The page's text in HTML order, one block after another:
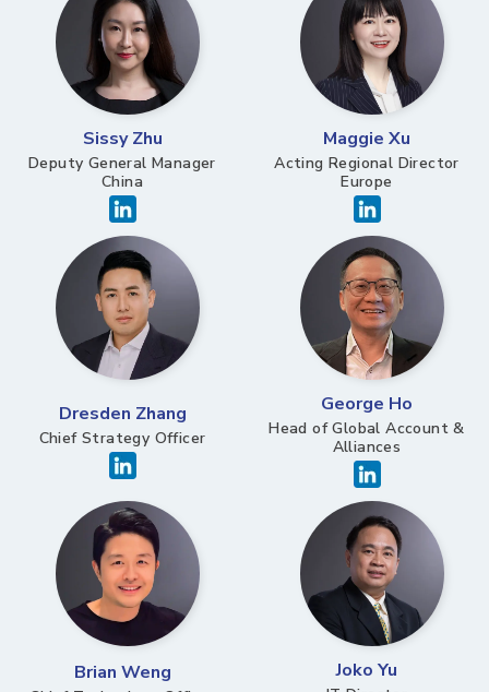
Sissy Zhu
Deputy General Manager​
China
Maggie Xu
Acting Regional Director
Europe
Dresden Zhang
Chief Strategy Officer​
George Ho
Head of Global Account &
Alliances
Brian Weng Joko Yu